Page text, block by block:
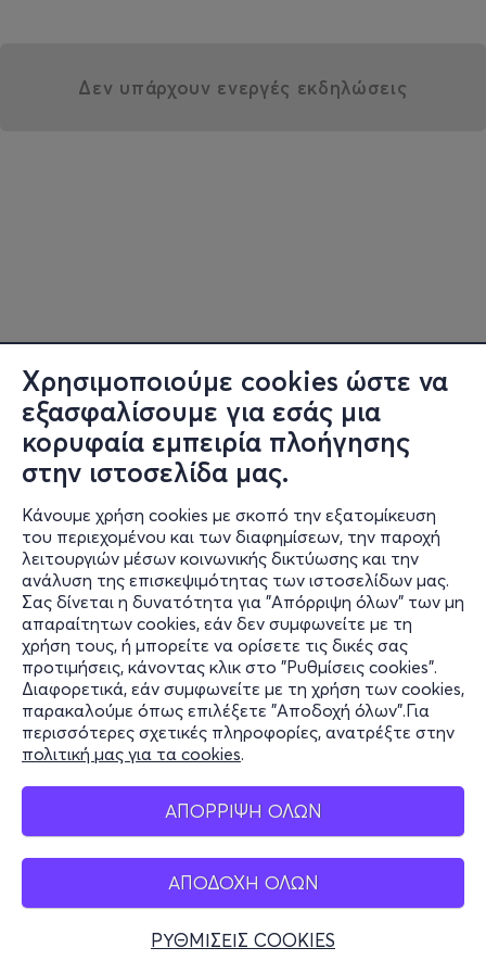
Χρησιμοποιούμε cookies ώστε να
εξασφαλίσουμε για εσάς μια
κορυφαία εμπειρία πλοήγησης
στην ιστοσελίδα μας.
Κάνουμε χρήση cookies με σκοπό την εξατομίκευση
του περιεχομένου και των διαφημίσεων, την παροχή
λειτουργιών μέσων κοινωνικής δικτύωσης και την
ανάλυση της επισκεψιμότητας των ιστοσελίδων μας.
Σας δίνεται η δυνατότητα για "Απόρριψη όλων" των μη
απαραίτητων cookies, εάν δεν συμφωνείτε με τη
χρήση τους, ή μπορείτε να ορίσετε τις δικές σας
προτιμήσεις, κάνοντας κλικ στο "Ρυθμίσεις cookies".
Διαφορετικά, εάν συμφωνείτε με τη χρήση των cookies,
παρακαλούμε όπως επιλέξετε "Αποδοχή όλων".Για
περισσότερες σχετικές πληροφορίες, ανατρέξτε στην
πολιτική μας για τα cookies.
ΑΠΟΡΡΙΨΗ ΟΛΩΝ
ΑΠΟΔΟΧΗ ΟΛΩΝ
ΡΥΘΜΙΣΕΙΣ COOKIES
Δεν υπάρχουν ενεργές εκδηλώσεις